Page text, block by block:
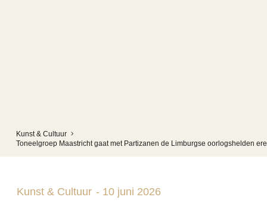
Kunst & Cultuur
Toneelgroep Maastricht gaat met Partizanen de Limburgse oorlogshelden
Kunst & Cultuur - 10 juni 2026